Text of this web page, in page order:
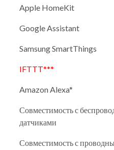
Apple HomeKit
Google Assistant
Samsung SmartThings
IFTTT***
Amazon Alexa*
Совместимость с
датчиками
Совместимость с